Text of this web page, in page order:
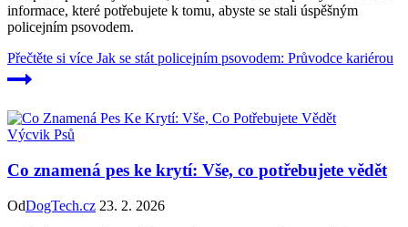
informace, které potřebujete k tomu, abyste se stali úspěšným
policejním psovodem.
Přečtěte si více Jak se stát policejním psovodem: Průvodce kariérou
Výcvik Psů
Co znamená pes ke krytí: Vše, co potřebujete vědět
OdDogTech.cz 23. 2. 2026